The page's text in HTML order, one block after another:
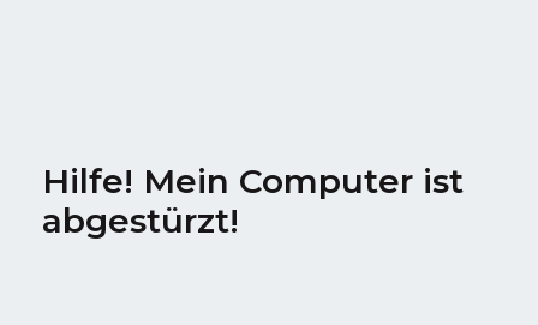
Hilfe! Mein Computer ist
abgestürzt!